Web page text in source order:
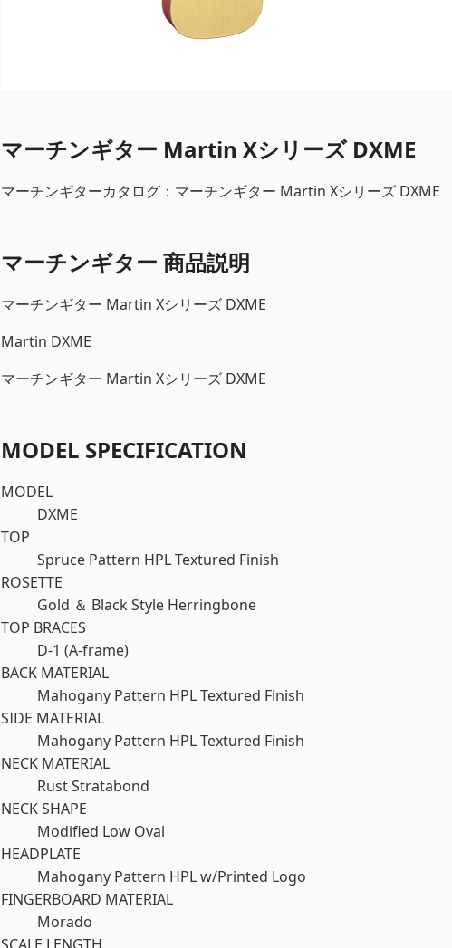
マーチンギター Martin Xシリーズ DXME
マーチンギターカタログ：マーチンギター Martin Xシリーズ DXME
マーチンギター 商品説明
マーチンギター Martin Xシリーズ DXME
Martin DXME
マーチンギター Martin Xシリーズ DXME
MODEL SPECIFICATION
MODEL
DXME
TOP
Spruce Pattern HPL Textured Finish
ROSETTE
Gold ＆ Black Style Herringbone
TOP BRACES
D-1 (A-frame)
BACK MATERIAL
Mahogany Pattern HPL Textured Finish
SIDE MATERIAL
Mahogany Pattern HPL Textured Finish
NECK MATERIAL
Rust Stratabond
NECK SHAPE
Modified Low Oval
HEADPLATE
Mahogany Pattern HPL w/Printed Logo
FINGERBOARD MATERIAL
Morado